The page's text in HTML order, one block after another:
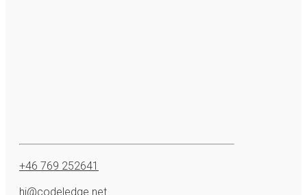
+46 769 252641
hi@codeledge.net